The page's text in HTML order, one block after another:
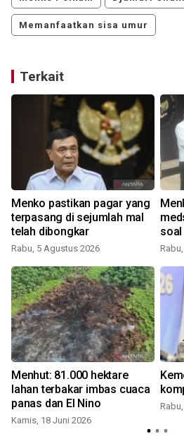
Memanfaatkan sisa umur
Terkait
Menko pastikan pagar yang
terpasang di sejumlah mal
telah dibongkar
Rabu, 5 Agustus 2026
soal
Menhut: 81.000 hektare
lahan terbakar imbas cuaca
panas dan El Nino
Kamis, 18 Juni 2026